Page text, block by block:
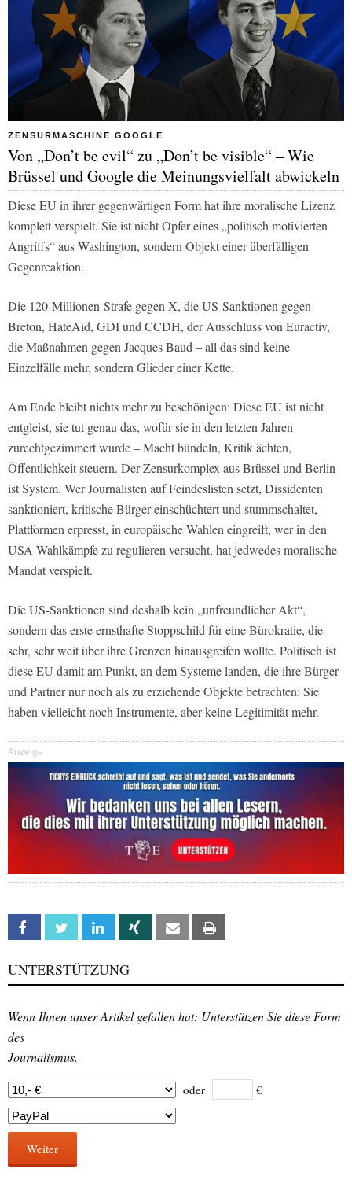
ZENSURMASCHINE GOOGLE
Von „Don’t be evil“ zu „Don’t be visible“ – Wie
Brüssel und Google die Meinungsvielfalt abwickeln
Diese EU in ihrer gegenwärtigen Form hat ihre moralische Lizenz
komplett verspielt. Sie ist nicht Opfer eines „politisch motivierten
Angriffs“ aus Washington, sondern Objekt einer überfälligen
Gegenreaktion.
Die 120-Millionen-Strafe gegen X, die US-Sanktionen gegen
Breton, HateAid, GDI und CCDH, der Ausschluss von Euractiv,
die Maßnahmen gegen Jacques Baud – all das sind keine
Einzelfälle mehr, sondern Glieder einer Kette.
Am Ende bleibt nichts mehr zu beschönigen: Diese EU ist nicht
entgleist, sie tut genau das, wofür sie in den letzten Jahren
zurechtgezimmert wurde – Macht bündeln, Kritik ächten,
Öffentlichkeit steuern. Der Zensurkomplex aus Brüssel und Berlin
ist System. Wer Journalisten auf Feindeslisten setzt, Dissidenten
sanktioniert, kritische Bürger einschüchtert und stummschaltet,
Plattformen erpresst, in europäische Wahlen eingreift, wer in den
USA Wahlkämpfe zu regulieren versucht, hat jedwedes moralische
Mandat verspielt.
Die US-Sanktionen sind deshalb kein „unfreundlicher Akt“,
sondern das erste ernsthafte Stoppschild für eine Bürokratie, die
sehr, sehr weit über ihre Grenzen hinausgreifen wollte. Politisch ist
diese EU damit am Punkt, an dem Systeme landen, die ihre Bürger
und Partner nur noch als zu erziehende Objekte betrachten: Sie
haben vielleicht noch Instrumente, aber keine Legitimität mehr.
Anzeige
Facebook Twitter Linkedin Xing Email
UNTERSTÜTZUNG
Wenn Ihnen unser Artikel gefallen hat: Unterstützen Sie diese Form
des
Journalismus.
oder €
Weiter